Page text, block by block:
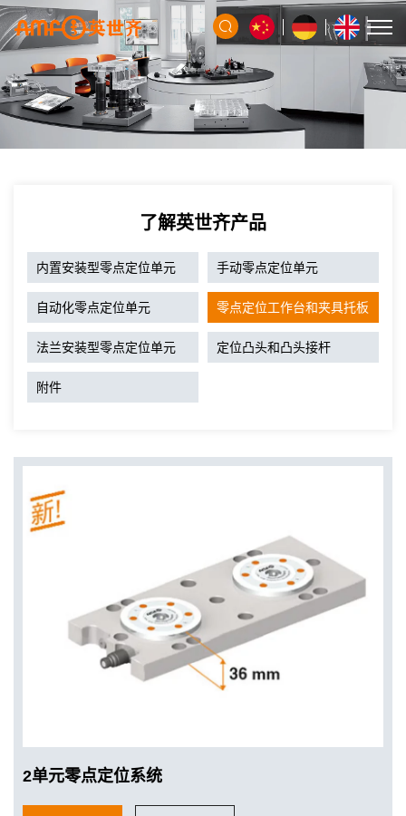
了解英世齐产品
内置安装型零点定位单元 手动零点定位单元
自动化零点定位单元 零点定位工作台和夹具托板
法兰安装型零点定位单元 定位凸头和凸头接杆
附件
2单元零点定位系统